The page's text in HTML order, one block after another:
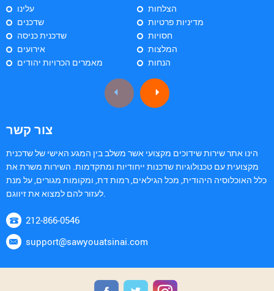
עלינו
שדכנים
שדכנית כניסה
אירועים
מאמרים הכרויות יהודים
הצלחות
מדיניות פרטיות
חסויות
המלצות
הנחות
צור קשר
הינו אתר שירות שידוכים מקצועי אשר משלב בין המגע האישי של שדכנית
מקצועית עם טכנולוגיות שדכנות ייחודיות ומתקדמות. השירות משרת את
כלל האוכלוסיה היהודית, מכל הגילאים, רמות דת, ומקומות מגורים, על מנת
לעזור להם למצוא את זיווגם.
212-866-0546
support@sawyouatsinai.com